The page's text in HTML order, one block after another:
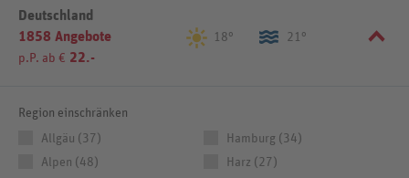
Deutschland
1858 Angebote
p.P. ab € 22.-
18° 21°
Region einschränken
Allgäu (37)
Alpen (48)
Hamburg (34)
Harz (27)